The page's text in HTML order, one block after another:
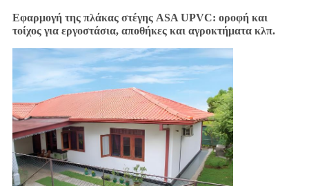
Εφαρμογή της πλάκας στέγης ASA UPVC: οροφή και
τοίχος για εργοστάσια, αποθήκες και αγροκτήματα κλπ.